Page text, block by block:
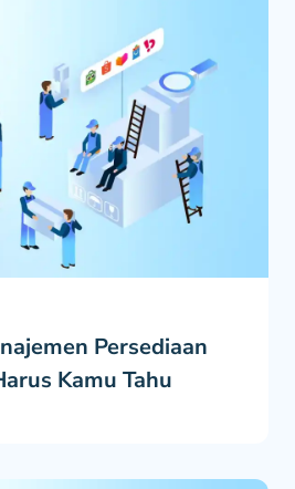
Persediaan
Kamu Tahu